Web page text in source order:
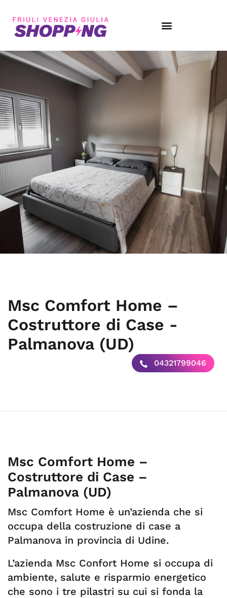
Msc Comfort Home –
Costruttore di Case -
Palmanova (UD)
04321799046
Msc Comfort Home –
Costruttore di Case –
Palmanova (UD)
Msc Comfort Home è un’azienda che si
occupa della costruzione di case a
Palmanova in provincia di Udine.
L’azienda Msc Confort Home si occupa di
ambiente, salute e risparmio energetico
che sono i tre pilastri su cui si fonda la